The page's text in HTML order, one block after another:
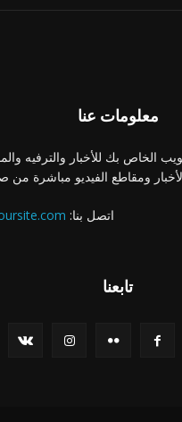
معلومات عنا
الخاص بك للأخبار والترفيه
ومقاطع الفيديو مباشرة من
اتصل بنا:
تابعنا